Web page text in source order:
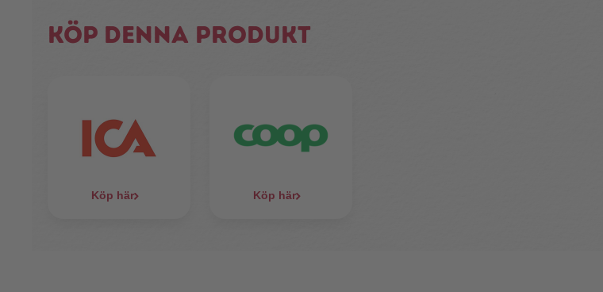
Köp denna produkt
Köp här Köp här